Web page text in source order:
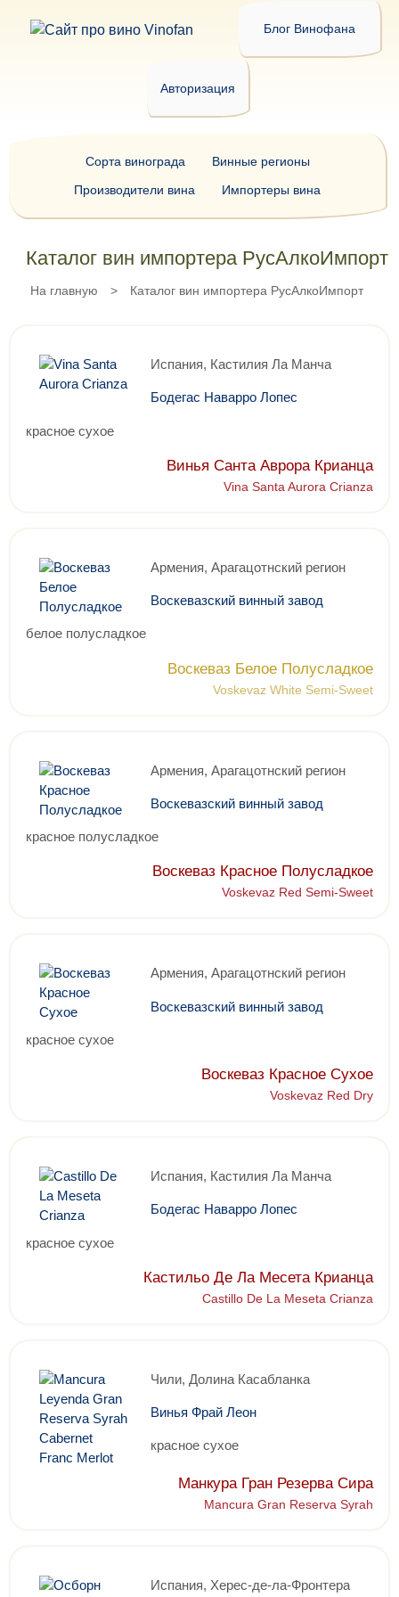
Блог Винофана
Авторизация
Каталог вин импортера РусАлкоИмпорт
На главную > Каталог вин импортера РусАлкоИмпорт
Испания, Кастилия Ла Манча
Бодегас Наварро Лопес
красное сухое
Винья Санта Аврора Крианца
Vina Santa Aurora Crianza
Армения, Арагацотнский регион
Воскевазский винный завод
белое полусладкое
Воскеваз Белое Полусладкое
Voskevaz White Semi-Sweet
Армения, Арагацотнский регион
Воскевазский винный завод
красное полусладкое
Воскеваз Красное Полусладкое
Voskevaz Red Semi-Sweet
Армения, Арагацотнский регион
Воскевазский винный завод
красное сухое
Воскеваз Красное Сухое
Voskevaz Red Dry
Испания, Кастилия Ла Манча
Бодегас Наварро Лопес
красное сухое
Кастильо Де Ла Месета Крианца
Castillo De La Meseta Crianza
Чили, Долина Касабланка
Винья Фрай Леон
красное сухое
Манкура Гран Резерва Сира
Mancura Gran Reserva Syrah
Испания, Херес-де-ла-Фронтера
Сорта винограда
Винные регионы
Производители вина
Импортеры вина